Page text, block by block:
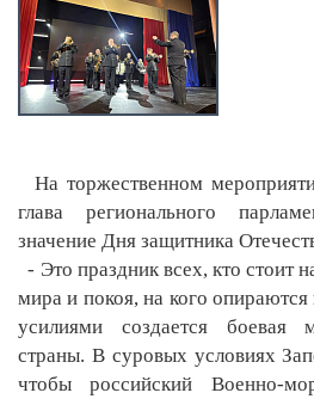
На торжественном
глава регионального
значение Дня защитника
- Это праздник всех, кто стоит
мира и покоя, на кого
усилиями создается
страны. В суровых условиях
чтобы российский Военно-